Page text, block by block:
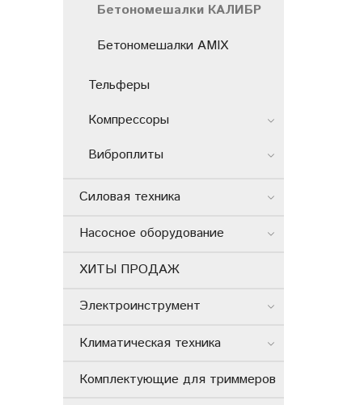
Бетономешалки КАЛИБР
Бетономешалки AMIX
Тельферы
Компрессоры
Виброплиты
Силовая техника
Насосное оборудование
ХИТЫ ПРОДАЖ
Электроинструмент
Климатическая техника
Комплектующие для триммеров